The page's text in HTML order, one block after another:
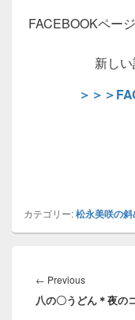
FACEBOOKペー
新しい
＞＞＞
カテゴリー:松永美咲の
稿
ナ
← PreviousPrevious
post:
八の〇うどん＊夜の